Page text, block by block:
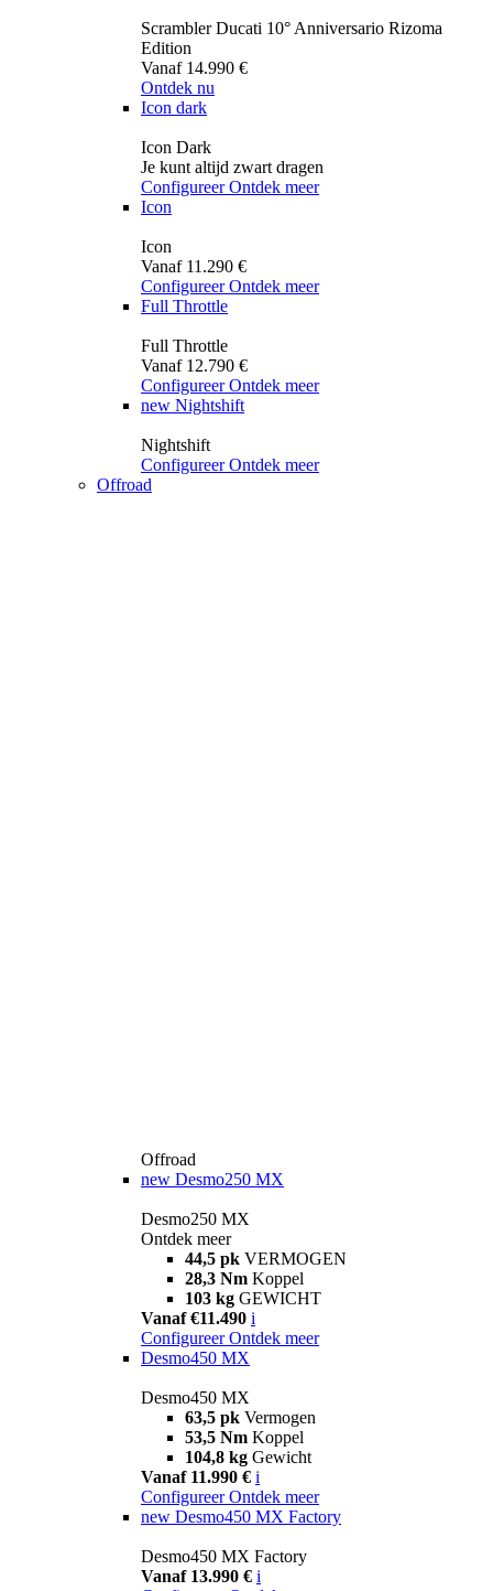
Scrambler Ducati 10° Anniversario Rizoma
Edition
Vanaf 14.990 €
Ontdek nu
Icon dark
Icon Dark
Je kunt altijd zwart dragen
Configureer Ontdek meer
Icon
Icon
Vanaf 11.290 €
Configureer Ontdek meer
Full Throttle
Full Throttle
Vanaf 12.790 €
Configureer Ontdek meer
new Nightshift
Nightshift
Configureer Ontdek meer
Offroad
Offroad
new Desmo250 MX
Desmo250 MX
Ontdek meer
44,5 pk VERMOGEN
28,3 Nm Koppel
103 kg GEWICHT
Vanaf €11.490 i
Configureer Ontdek meer
Desmo450 MX
Desmo450 MX
63,5 pk Vermogen
53,5 Nm Koppel
104,8 kg Gewicht
Vanaf 11.990 € i
Configureer Ontdek meer
new Desmo450 MX Factory
Desmo450 MX Factory
Vanaf 13.990 € i